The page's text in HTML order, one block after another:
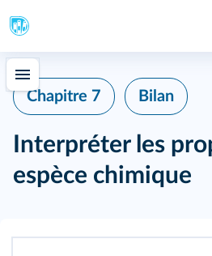
Chapitre 7 Bilan
Interpréter les
espèce chimique